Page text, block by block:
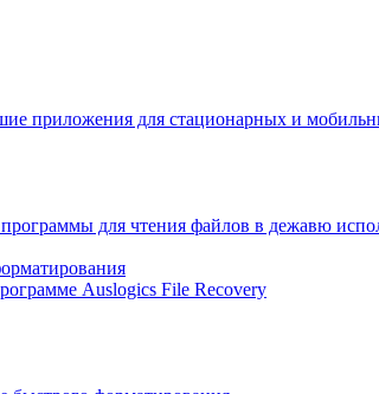
приложения для стационарных и
для чтения файлов в дежавю
Auslogics File Recovery